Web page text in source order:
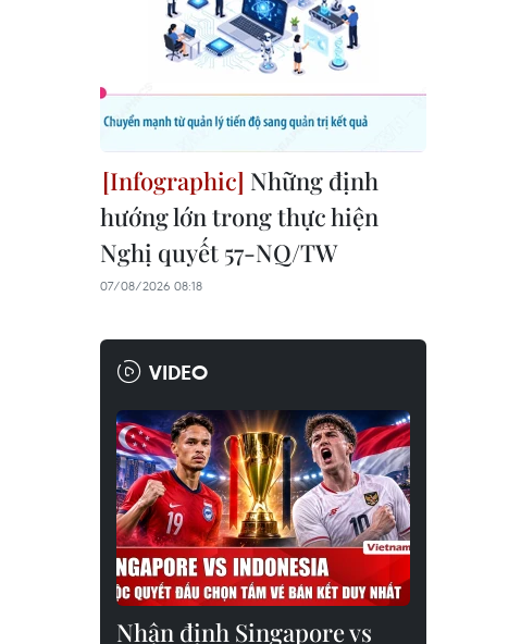
Những định
hướng lớn trong thực hiện
Nghị quyết 57-NQ/TW
07/08/2026 08:18
VIDEO
Nhận định Singapore vs